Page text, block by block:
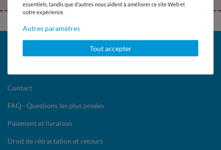
essentiels, tandis que d’autres nous aident à améliorer ce site Web et
votre expérience.
Autres paramètres
Tout accepter
Contact
FAQ - Questions les plus posées
Paiement et livraison
Droit de rétractation et retours